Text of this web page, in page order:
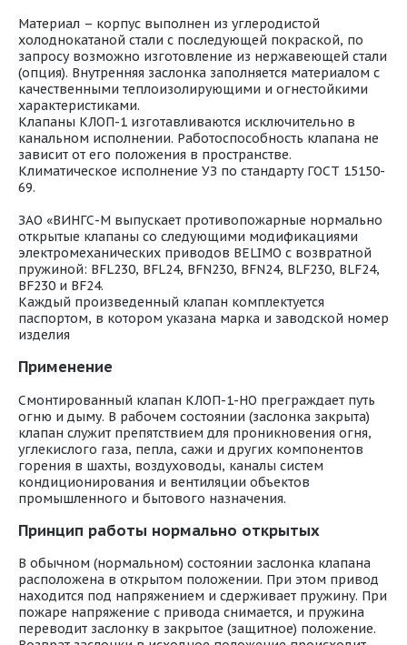
Материал – корпус выполнен из углеродистой
холоднокатаной стали с последующей покраской, по
запросу возможно изготовление из нержавеющей стали
(опция). Внутренняя заслонка заполняется материалом с
качественными теплоизолирующими и огнестойкими
характеристиками.
Клапаны КЛОП-1 изготавливаются исключительно в
канальном исполнении. Работоспособность клапана не
зависит от его положения в пространстве.
Климатическое исполнение УЗ по стандарту ГОСТ 15150-
69.
ЗАО «ВИНГС-М выпускает противопожарные нормально
открытые клапаны со следующими модификациями
электромеханических приводов BELIMO с возвратной
пружиной: BFL230, BFL24, BFN230, BFN24, BLF230, BLF24,
BF230 и BF24.
Каждый произведенный клапан комплектуется
паспортом, в котором указана марка и заводской номер
изделия
Применение
Смонтированный клапан КЛОП-1-НО преграждает путь
огню и дыму. В рабочем состоянии (заслонка закрыта)
клапан служит препятствием для проникновения огня,
углекислого газа, пепла, сажи и других компонентов
горения в шахты, воздуховоды, каналы систем
кондиционирования и вентиляции объектов
промышленного и бытового назначения.
Принцип работы нормально открытых
В обычном (нормальном) состоянии заслонка клапана
расположена в открытом положении. При этом привод
находится под напряжением и сдерживает пружину. При
пожаре напряжение с привода снимается, и пружина
переводит заслонку в закрытое (защитное) положение.